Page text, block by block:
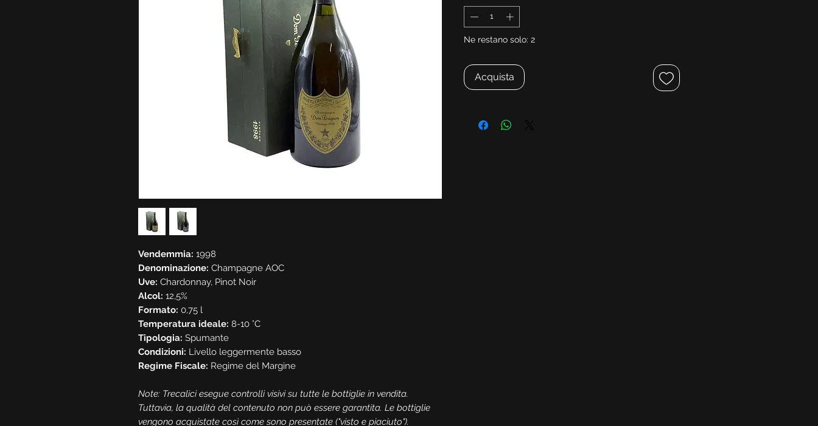
Vendemmia: 1998
Denominazione: Champagne AOC
Uve: Chardonnay, Pinot Noir
Alcol: 12,5%
Formato: 0,75 l
Temperatura ideale: 8-10 °C
Tipologia: Spumante
Condizioni: Livello leggermente basso
Regime Fiscale: Regime del Margine
Note: Trecalici esegue controlli visivi su tutte le bottiglie in vendita.
Tuttavia, la qualità del contenuto non può essere garantita. Le bottiglie
vengono acquistate così come sono presentate ("visto e piaciuto").
Ne restano solo: 2
Acquista